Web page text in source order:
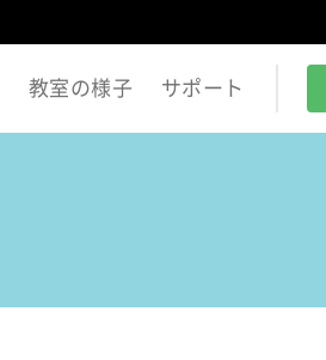
教室の様子 サポート